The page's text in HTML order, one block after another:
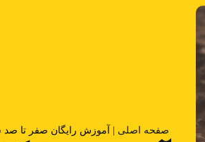
صفحه اصلی | آموزش رایگان صفر تا صد